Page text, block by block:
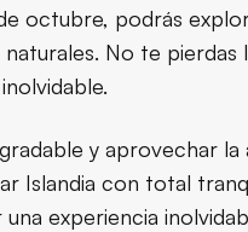
octubre, podrás
No te
y aprovechar
Islandia con total
experiencia